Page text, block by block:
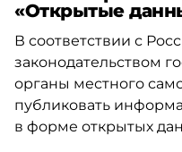
«Открытые
В соответствии с
законодательством
органы местного
публиковать
в форме открытых